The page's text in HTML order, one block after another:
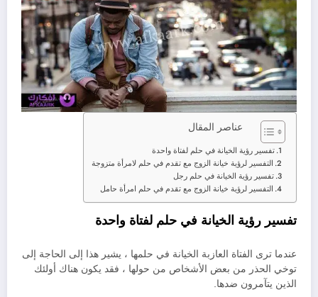
عناصر المقال
تفسير رؤية الخيانة في حلم لفتاة واحدة
التفسير لرؤية خيانة الزوج مع تقدم في حلم لامرأة متزوجة
تفسير رؤية الخيانة في حلم رجل
التفسير لرؤية خيانة الزوج مع تقدم في حلم امرأة حامل
تفسير رؤية الخيانة في حلم لفتاة واحدة
عندما ترى الفتاة العازبة الخيانة في حلمها ، يشير هذا إلى الحاجة إلى
توخي الحذر من بعض الأشخاص من حولها ، فقد يكون هناك أولئك
الذين يتآمرون ضدها.